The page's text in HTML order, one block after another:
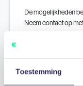
Toestemming
De mogelijkheden
Neem contact op